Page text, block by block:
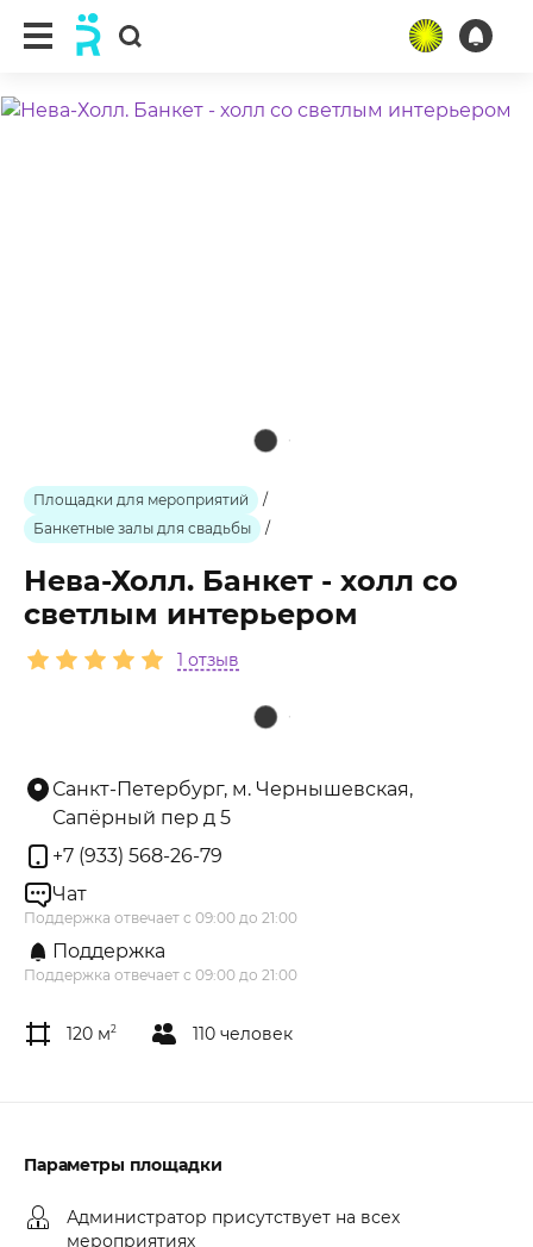
Площадки для мероприятий
/
Банкетные залы для свадьбы
/
Нева-Холл. Банкет - холл со
светлым интерьером
1 отзыв
Санкт-Петербург, м. Чернышевская,
Сапёрный пер д 5
+7 (933) 568-26-79
Чат
Поддержка отвечает с 09:00 до 21:00
Поддержка
Поддержка отвечает с 09:00 до 21:00
120 м2 110 человек
Параметры площадки
Администратор присутствует на всех
мероприятиях